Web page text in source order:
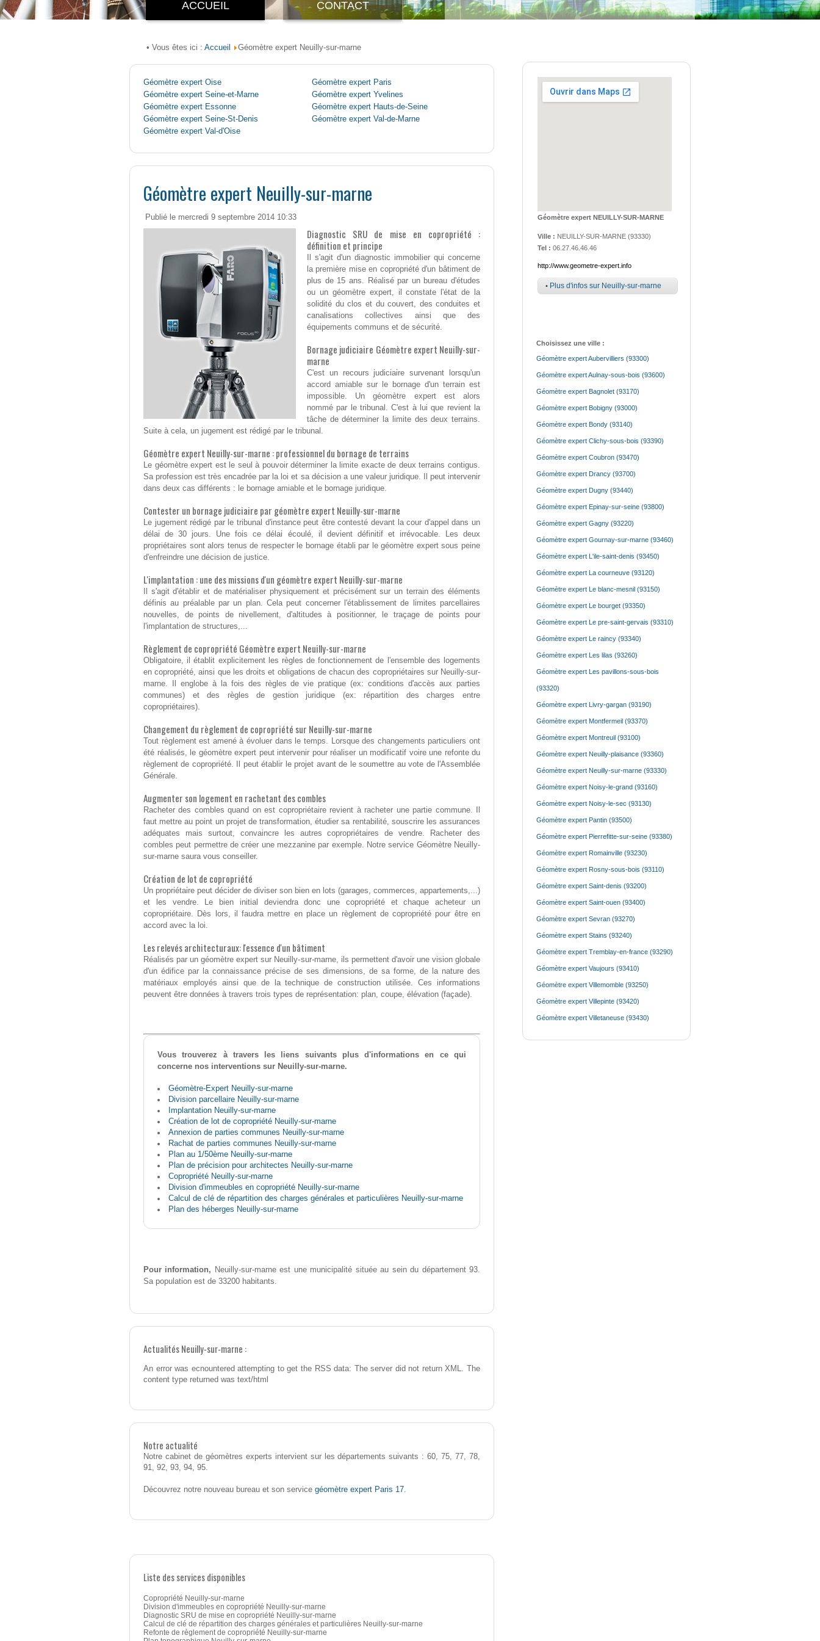
ACCUEIL CONTACT
• Vous êtes ici : Accueil Géomètre expert Neuilly-sur-marne
Géomètre expert Oise
Géomètre expert Paris
Géomètre expert Seine-et-Marne
Géomètre expert Yvelines
Géomètre expert Essonne
Géomètre expert Hauts-de-Seine
Géomètre expert Seine-St-Denis
Géomètre expert Val-de-Marne
Géomètre expert Val-d'Oise
Géomètre expert Neuilly-sur-marne
Publié le mercredi 9 septembre 2014 10:33
Diagnostic SRU de mise en copropriété :
définition et principe
Il s'agit d'un diagnostic immobilier qui concerne
la première mise en copropriété d'un bâtiment de
plus de 15 ans. Réalisé par un bureau d'études
ou un géomètre expert, il constate l'état de la
solidité du clos et du couvert, des conduites et
canalisations collectives ainsi que des
équipements communs et de sécurité.
Bornage judiciaire Géomètre expert Neuilly-sur-
marne
C'est un recours judiciaire survenant lorsqu'un
accord amiable sur le bornage d'un terrain est
impossible. Un géomètre expert est alors
nommé par le tribunal. C'est à lui que revient la
tâche de déterminer la limite des deux terrains.
Suite à cela, un jugement est rédigé par le tribunal.
Géomètre expert Neuilly-sur-marne : professionnel du bornage de terrains
Le géomètre expert est le seul à pouvoir déterminer la limite exacte de deux terrains contigus.
Sa profession est très encadrée par la loi et sa décision a une valeur juridique. Il peut intervenir
dans deux cas différents : le bornage amiable et le bornage juridique.
Contester un bornage judiciaire par géomètre expert Neuilly-sur-marne
Le jugement rédigé par le tribunal d'instance peut être contesté devant la cour d'appel dans un
délai de 30 jours. Une fois ce délai écoulé, il devient définitif et irrévocable. Les deux
propriétaires sont alors tenus de respecter le bornage établi par le géomètre expert sous peine
d'enfreindre une décision de justice.
L'implantation : une des missions d'un géomètre expert Neuilly-sur-marne
Il s'agit d'établir et de matérialiser physiquement et précisément sur un terrain des éléments
définis au préalable par un plan. Cela peut concerner l'établissement de limites parcellaires
nouvelles, de points de nivellement, d'altitudes à positionner, le traçage de points pour
l'implantation de structures,...
Règlement de copropriété Géomètre expert Neuilly-sur-marne
Obligatoire, il établit explicitement les règles de fonctionnement de l'ensemble des logements
en copropriété, ainsi que les droits et obligations de chacun des copropriétaires sur Neuilly-sur-
marne. Il englobe à la fois des règles de vie pratique (ex: conditions d'accès aux parties
communes) et des règles de gestion juridique (ex: répartition des charges entre
copropriétaires).
Changement du règlement de copropriété sur Neuilly-sur-marne
Tout règlement est amené à évoluer dans le temps. Lorsque des changements particuliers ont
été réalisés, le géomètre expert peut intervenir pour réaliser un modificatif voire une refonte du
règlement de copropriété. Il peut établir le projet avant de le soumettre au vote de l'Assemblée
Générale.
Augmenter son logement en rachetant des combles
Racheter des combles quand on est copropriétaire revient à racheter une partie commune. Il
faut mettre au point un projet de transformation, étudier sa rentabilité, souscrire les assurances
adéquates mais surtout, convaincre les autres copropriétaires de vendre. Racheter des
combles peut permettre de créer une mezzanine par exemple. Notre service Géomètre Neuilly-
sur-marne saura vous conseiller.
Création de lot de copropriété
Un propriétaire peut décider de diviser son bien en lots (garages, commerces, appartements,...)
et les vendre. Le bien initial deviendra donc une copropriété et chaque acheteur un
copropriétaire. Dès lors, il faudra mettre en place un règlement de copropriété pour être en
accord avec la loi.
Les relevés architecturaux: l'essence d'un bâtiment
Réalisés par un géomètre expert sur Neuilly-sur-marne, ils permettent d'avoir une vision globale
d'un édifice par la connaissance précise de ses dimensions, de sa forme, de la nature des
matériaux employés ainsi que de la technique de construction utilisée. Ces informations
peuvent être données à travers trois types de représentation: plan, coupe, élévation (façade).
Vous trouverez à travers les liens suivants plus d'informations en ce qui
concerne nos interventions sur Neuilly-sur-marne.
Géomètre-Expert Neuilly-sur-marne
Division parcellaire Neuilly-sur-marne
Implantation Neuilly-sur-marne
Création de lot de copropriété Neuilly-sur-marne
Annexion de parties communes Neuilly-sur-marne
Rachat de parties communes Neuilly-sur-marne
Plan au 1/50ème Neuilly-sur-marne
Plan de précision pour architectes Neuilly-sur-marne
Copropriété Neuilly-sur-marne
Division d'immeubles en copropriété Neuilly-sur-marne
Calcul de clé de répartition des charges générales et particulières Neuilly-sur-marne
Plan des héberges Neuilly-sur-marne
Pour information, Neuilly-sur-marne est une municipalité située au sein du département 93.
Sa population est de 33200 habitants.
Actualités Neuilly-sur-marne :
An error was ecnountered attempting to get the RSS data: The server did not return XML. The
content type returned was text/html
Notre actualité
Notre cabinet de géomètres experts intervient sur les départements suivants : 60, 75, 77, 78,
91, 92, 93, 94, 95.
Découvrez notre nouveau bureau et son service géomètre expert Paris 17.
Liste des services disponibles
Copropriété Neuilly-sur-marne
Division d'immeubles en copropriété Neuilly-sur-marne
Diagnostic SRU de mise en copropriété Neuilly-sur-marne
Calcul de clé de répartition des charges générales et particulières Neuilly-sur-marne
Refonte de règlement de copropriété Neuilly-sur-marne
Géomètre expert NEUILLY-SUR-MARNE
Ville : NEUILLY-SUR-MARNE (93330)
Tel : 06.27.46.46.46
http://www.geometre-expert.info
• Plus d'infos sur Neuilly-sur-marne
Choisissez une ville :
Géomètre expert Aubervilliers (93300)
Géomètre expert Aulnay-sous-bois (93600)
Géomètre expert Bagnolet (93170)
Géomètre expert Bobigny (93000)
Géomètre expert Bondy (93140)
Géomètre expert Clichy-sous-bois (93390)
Géomètre expert Coubron (93470)
Géomètre expert Drancy (93700)
Géomètre expert Dugny (93440)
Géomètre expert Epinay-sur-seine (93800)
Géomètre expert Gagny (93220)
Géomètre expert Gournay-sur-marne (93460)
Géomètre expert L'ile-saint-denis (93450)
Géomètre expert La courneuve (93120)
Géomètre expert Le blanc-mesnil (93150)
Géomètre expert Le bourget (93350)
Géomètre expert Le pre-saint-gervais (93310)
Géomètre expert Le raincy (93340)
Géomètre expert Les lilas (93260)
Géomètre expert Les pavillons-sous-bois
(93320)
Géomètre expert Livry-gargan (93190)
Géomètre expert Montfermeil (93370)
Géomètre expert Montreuil (93100)
Géomètre expert Neuilly-plaisance (93360)
Géomètre expert Neuilly-sur-marne (93330)
Géomètre expert Noisy-le-grand (93160)
Géomètre expert Noisy-le-sec (93130)
Géomètre expert Pantin (93500)
Géomètre expert Pierrefitte-sur-seine (93380)
Géomètre expert Romainville (93230)
Géomètre expert Rosny-sous-bois (93110)
Géomètre expert Saint-denis (93200)
Géomètre expert Saint-ouen (93400)
Géomètre expert Sevran (93270)
Géomètre expert Stains (93240)
Géomètre expert Tremblay-en-france (93290)
Géomètre expert Vaujours (93410)
Géomètre expert Villemomble (93250)
Géomètre expert Villepinte (93420)
Géomètre expert Villetaneuse (93430)